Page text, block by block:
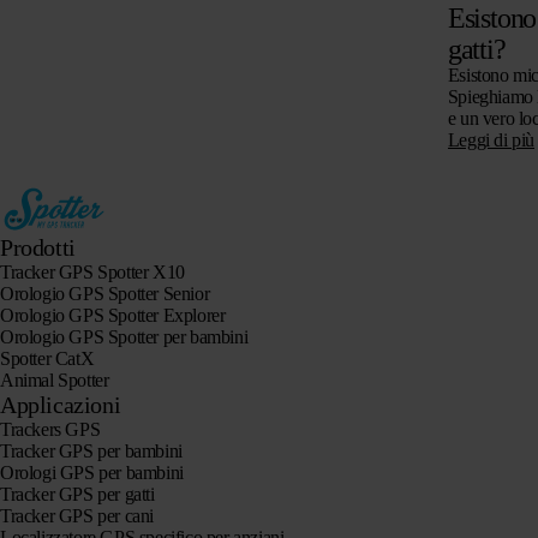
gatti?
Esistono
e un vero
per gatti, se
Leggi di più
Prodotti
Tracker GPS Spotter X10
Orologio GPS Spotter Senior
Orologio GPS Spotter Explorer
Orologio GPS Spotter per bambini
Spotter CatX
Animal Spotter
Applicazioni
Trackers GPS
Tracker GPS per bambini
Orologi GPS per bambini
Tracker GPS per gatti
Tracker GPS per cani